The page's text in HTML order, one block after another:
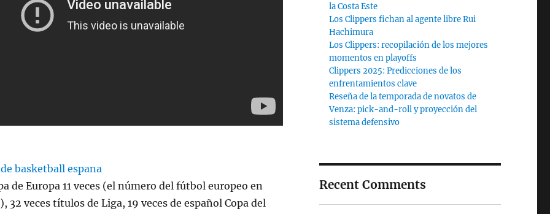
de Europa 11 veces (el número del fútbol europeo en
32 veces títulos de Liga, 19 veces de español Copa del
la Costa Este
Los Clippers fichan al agente libre Rui
Hachimura
Los Clippers: recopilación de los mejores
momentos en playoffs
Clippers 2025: Predicciones de los
enfrentamientos clave
Reseña de la temporada de novatos de
Venza: pick-and-roll y proyección del
sistema defensivo
Recent Comments